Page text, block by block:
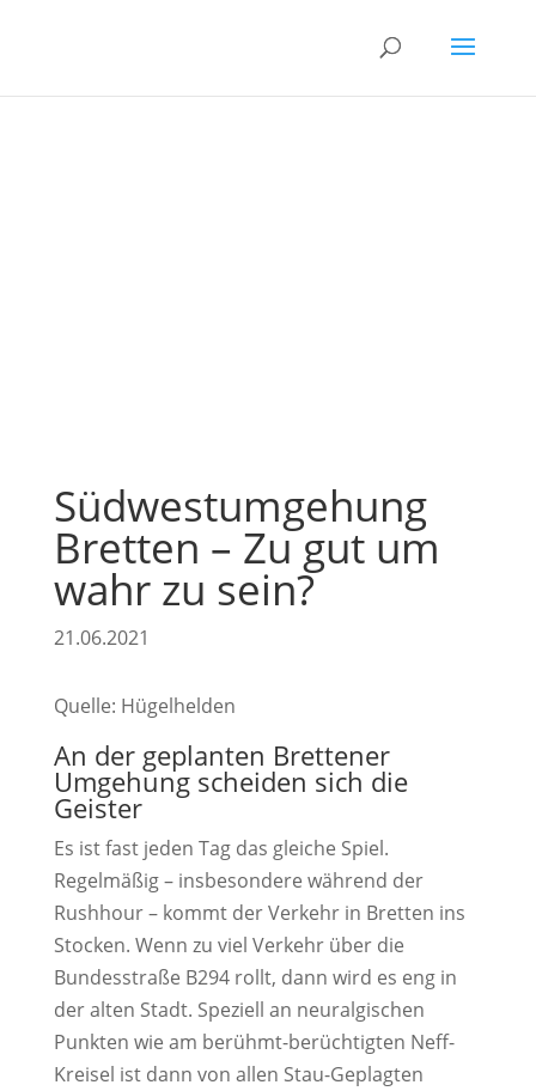
Südwestumgehung
Bretten – Zu gut um
wahr zu sein?
21.06.2021
Quelle: Hügelhelden
An der geplanten Brettener
Umgehung scheiden sich die
Geister
Es ist fast jeden Tag das gleiche Spiel.
Regelmäßig – insbesondere während der
Rushhour – kommt der Verkehr in Bretten ins
Stocken. Wenn zu viel Verkehr über die
Bundesstraße B294 rollt, dann wird es eng in
der alten Stadt. Speziell an neuralgischen
Punkten wie am berühmt-berüchtigten Neff-
Kreisel ist dann von allen Stau-Geplagten